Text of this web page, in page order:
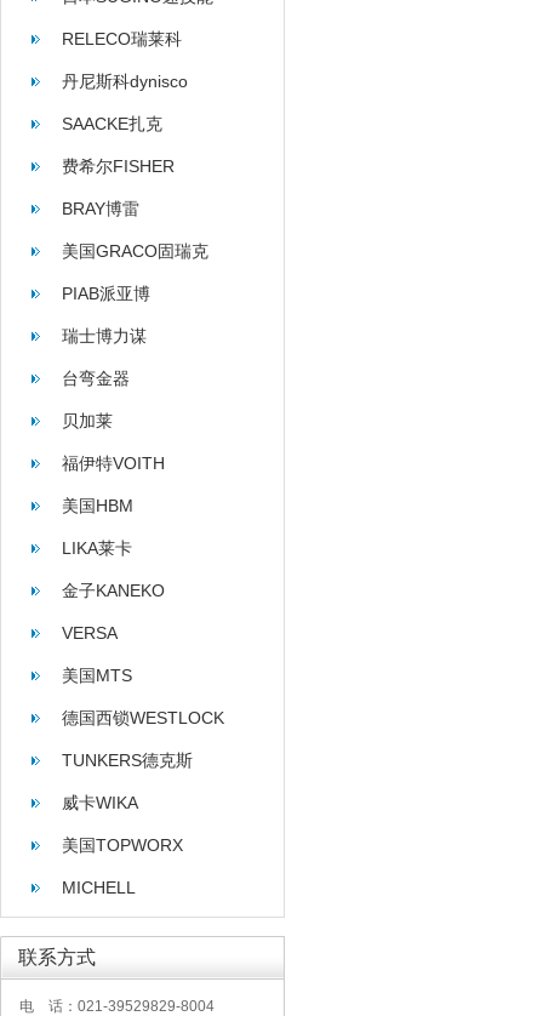
RELECO瑞莱科
丹尼斯科dynisco
SAACKE扎克
费希尔FISHER
BRAY博雷
美国GRACO固瑞克
PIAB派亚博
瑞士博力谋
台弯金器
贝加莱
福伊特VOITH
美国HBM
LIKA莱卡
金子KANEKO
VERSA
美国MTS
德国西锁WESTLOCK
TUNKERS德克斯
威卡WIKA
美国TOPWORX
MICHELL
联系方式
电 话：021-39529829-8004